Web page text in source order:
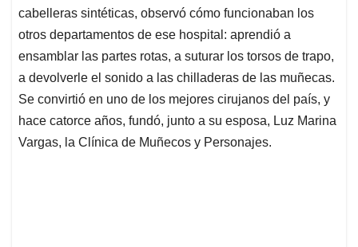
cabelleras sintéticas, observó cómo funcionaban los
otros departamentos de ese hospital: aprendió a
ensamblar las partes rotas, a suturar los torsos de trapo,
a devolverle el sonido a las chilladeras de las muñecas.
Se convirtió en uno de los mejores cirujanos del país, y
hace catorce años, fundó, junto a su esposa, Luz Marina
Vargas, la Clínica de Muñecos y Personajes.